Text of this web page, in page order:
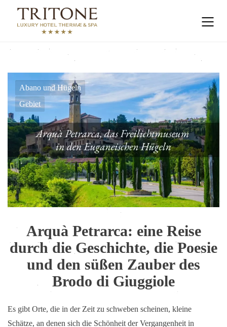
Abano und Hügeln
Gebiet
Arquà Petrarca: eine Reise
durch die Geschichte, die Poesie
und den süßen Zauber des
Brodo di Giuggiole
Es gibt Orte, die in der Zeit zu schweben scheinen, kleine
Schätze, an denen sich die Schönheit der Vergangenheit in